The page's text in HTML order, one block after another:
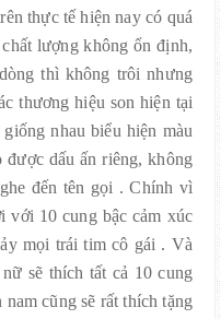
thực tế hiện nay có quá
lượng không ổn định,
thì không trôi nhưng
thương hiệu son hiện tại
nhau biểu hiện màu
được dấu ấn riêng, không
đến tên gọi . Chính vì
với 10 cung bậc cảm xúc
mọi trái tim cô gái . Và
sẽ thích tất cả 10 cung
cũng sẽ rất thích tặng